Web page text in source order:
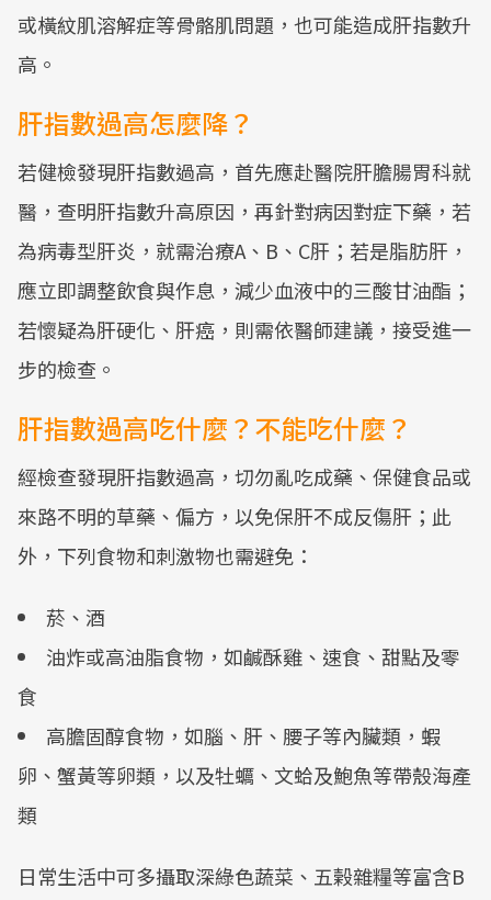
或橫紋肌溶解症等骨骼肌問題，也可能造成肝指數升
高。
肝指數過高怎麼降？
若健檢發現肝指數過高，首先應赴醫院肝膽腸胃科就
醫，查明肝指數升高原因，再針對病因對症下藥，若
為病毒型肝炎，就需治療A、B、C肝；若是脂肪肝，
應立即調整飲食與作息，減少血液中的三酸甘油酯；
若懷疑為肝硬化、肝癌，則需依醫師建議，接受進一
步的檢查。
肝指數過高吃什麼？不能吃什麼？
經檢查發現肝指數過高，切勿亂吃成藥、保健食品或
來路不明的草藥、偏方，以免保肝不成反傷肝；此
外，下列食物和刺激物也需避免：
菸、酒
油炸或高油脂食物，如鹹酥雞、速食、甜點及零
食
高膽固醇食物，如腦、肝、腰子等內臟類，蝦
卵、蟹黃等卵類，以及牡蠣、文蛤及鮑魚等帶殼海產
類
日常生活中可多攝取深綠色蔬菜、五榖雜糧等富含B